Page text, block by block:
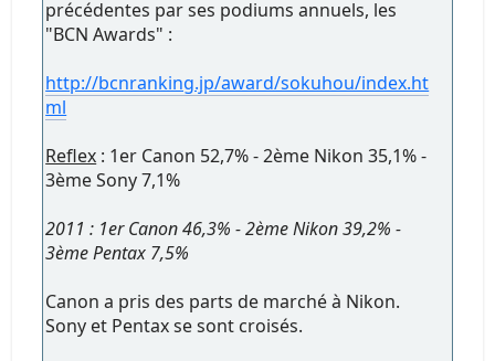
précédentes par ses podiums annuels, les
"BCN Awards" :
http://bcnranking.jp/award/sokuhou/index.ht
ml
Reflex : 1er Canon 52,7% - 2ème Nikon 35,1% -
3ème Sony 7,1%
2011 : 1er Canon 46,3% - 2ème Nikon 39,2% -
3ème Pentax 7,5%
Canon a pris des parts de marché à Nikon.
Sony et Pentax se sont croisés.